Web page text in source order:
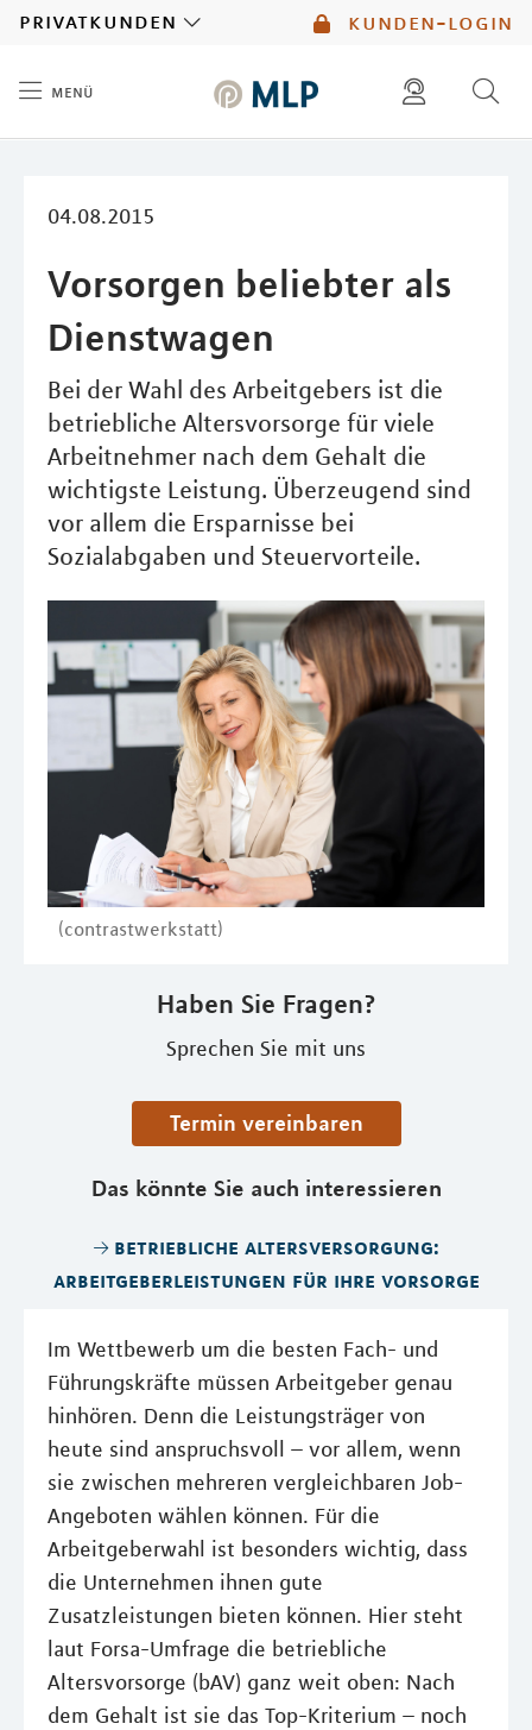
kunden-login
privatkunden
menü
04.08.2015
Vorsorgen beliebter als
Dienstwagen
Bei der Wahl des Arbeitgebers ist die
betriebliche Altersvorsorge für viele
Arbeitnehmer nach dem Gehalt die
wichtigste Leistung. Überzeugend sind
vor allem die Ersparnisse bei
Sozialabgaben und Steuervorteile.
(contrastwerkstatt)
Haben Sie Fragen?
Sprechen Sie mit uns
Termin vereinbaren
Das könnte Sie auch interessieren
betriebliche altersversorgung:
arbeitgeberleistungen für ihre vorsorge
Im Wettbewerb um die besten Fach- und
Führungskräfte müssen Arbeitgeber genau
hinhören. Denn die Leistungsträger von
heute sind anspruchsvoll – vor allem, wenn
sie zwischen mehreren vergleichbaren Job-
Angeboten wählen können. Für die
Arbeitgeberwahl ist besonders wichtig, dass
die Unternehmen ihnen gute
Zusatzleistungen bieten können. Hier steht
laut Forsa-Umfrage die betriebliche
Altersvorsorge (bAV) ganz weit oben: Nach
dem Gehalt ist sie das Top-Kriterium – noch